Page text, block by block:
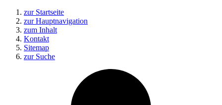
zur Startseite
zur Hauptnavigation
zum Inhalt
Kontakt
Sitemap
zur Suche